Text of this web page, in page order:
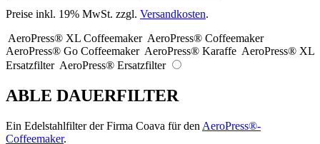
Preise inkl. 19% MwSt. zzgl. Versandkosten.
AeroPress® XL Coffeemaker AeroPress® Coffeemaker
AeroPress® Go Coffeemaker AeroPress® Karaffe AeroPress® XL
Ersatzfilter AeroPress® Ersatzfilter
ABLE DAUERFILTER
Ein Edelstahlfilter der Firma Coava für den AeroPress®-
Coffeemaker.